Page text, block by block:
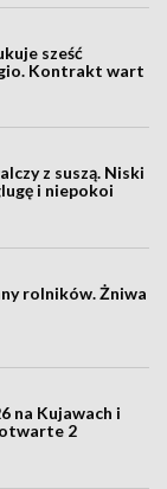
sześć
Kontrakt wart
z suszą. Niski
i niepokoi
rolników. Żniwa
na Kujawach i
otwarte 2